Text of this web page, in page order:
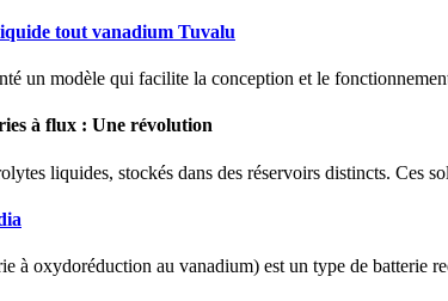
tout vanadium Tuvalu
un modèle qui facilite la conception et le
à flux : Une révolution
liquides, stockés dans des réservoirs distincts.
à oxydoréduction au vanadium) est un type de